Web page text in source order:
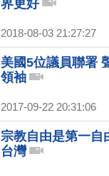
界更好
2018-08-03 21:27:27
美國5位議員聯署
領袖
2017-09-22 20:31:06
宗教自由是第一自
台灣